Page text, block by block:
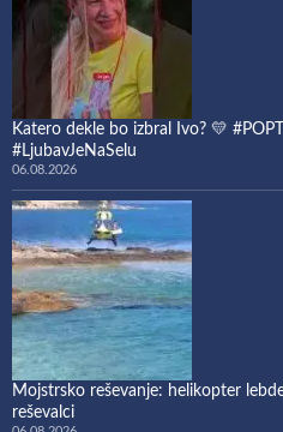
Katero dekle bo izbral Ivo? 💛
#LjubavJeNaSelu
06.08.2026
Mojstrsko reševanje: helikopter
reševalci